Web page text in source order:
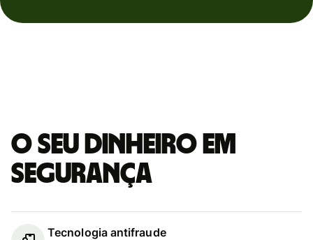
O seu dinheiro em
segurança
Tecnologia antifraude